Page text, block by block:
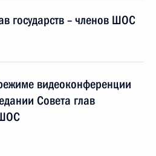
государств – членов ШОС
видеоконференции
Совета глав
ШОС